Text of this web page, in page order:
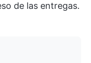
de las entregas.